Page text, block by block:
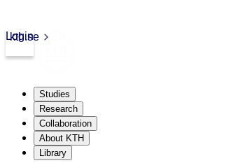
kth.se
Login
Studies
Research
Collaboration
About KTH
Library